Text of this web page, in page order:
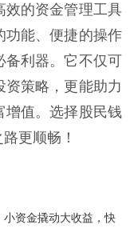
效的资金管理工具
功能、便捷的操作
备利器。它不仅可
资策略，更能助力
增值。选择股民钱
更顺畅！
资金撬动大收益，快